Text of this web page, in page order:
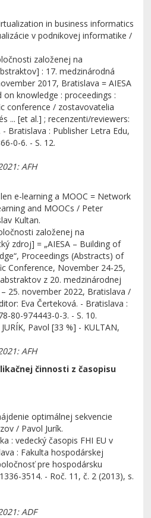
in business informatics
v podnikovej informatike /
založenej na
: 17. medzinárodná
2017, Bratislava = AIESA
knowledge : proceedings :
conference / zostavovatelia
... [et al.] ; recenzenti/reviewers:
Bratislava : Publisher Letra Edu,
0-6. - S. 12.
AFH
e-learning a MOOC = Network
and MOOCs / Peter
Kultan.
založenej na
zdroj] = „AIESA – Building of
Proceedings (Abstracts) of
Conference, November 24-25,
z 20. medzinárodnej
25. november 2022, Bratislava /
Eva Čerteková. - Bratislava :
80-974443-0-3. - S. 10.
Pavol [33 %] - KULTAN,
AFH
činnosti z časopisu
optimálnej sekvencie
/ Pavol Jurík.
: vedecký časopis FHI EU v
: Fakulta hospodárskej
pre hospodársku
3514. - Roč. 11, č. 2 (2013), s.
ADF